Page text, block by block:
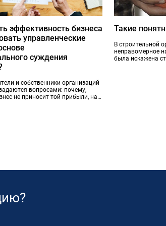
эффективность бизнеса
управленческие
суждения
и собственники организаций
вопросами: почему,
не приносит той прибыли, на
Такие
В строительной
неправомерное
была искажена